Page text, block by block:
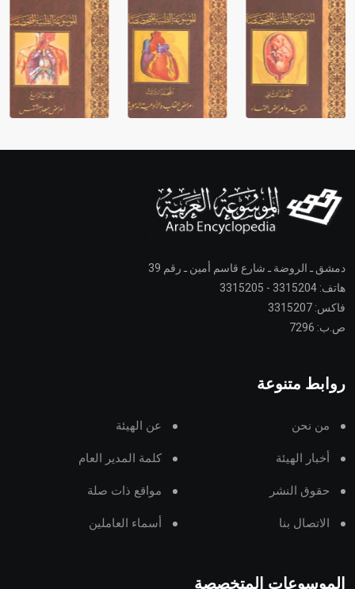
دمشق ـ الروضة ـ شارع قاسم أمين ـ رقم 39
هاتف: 3315204 - 3315205
فاكس: 3315207
ص.ب: 7296
روابط متنوعة
من نحن عن الهيئة
أخبار الهيئة كلمة المدير العام
حقوق النشر مواقع ذات صلة
الاتصال بنا أسماء العاملين
الموسوعات المتخصصة